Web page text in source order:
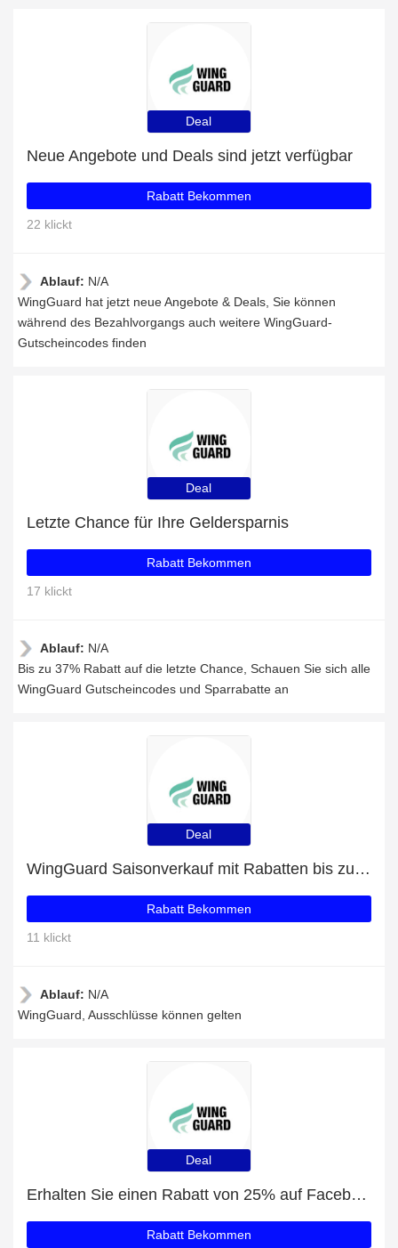
Deal
Neue Angebote und Deals sind jetzt verfügbar
Rabatt Bekommen
22 klickt
Ablauf: N/A
WingGuard hat jetzt neue Angebote & Deals, Sie können
während des Bezahlvorgangs auch weitere WingGuard-
Gutscheincodes finden
Deal
Letzte Chance für Ihre Geldersparnis
Rabatt Bekommen
17 klickt
Ablauf: N/A
Bis zu 37% Rabatt auf die letzte Chance, Schauen Sie sich alle
WingGuard Gutscheincodes und Sparrabatte an
Deal
WingGuard Saisonverkauf mit Rabatten bis zu 37%
Rabatt Bekommen
11 klickt
Ablauf: N/A
WingGuard, Ausschlüsse können gelten
Deal
Erhalten Sie einen Rabatt von 25% auf Facebook-Likes
Rabatt Bekommen